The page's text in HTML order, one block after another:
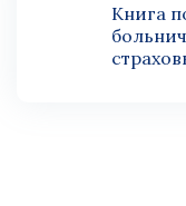
Книга